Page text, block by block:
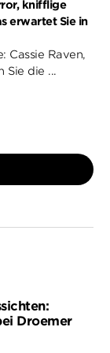
knifflige
erwartet Sie in
Cassie Raven,
Sie die ...
Droemer